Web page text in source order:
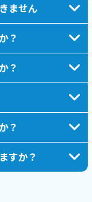
ません
？
？
？
すか？